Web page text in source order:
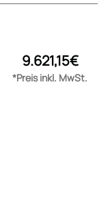
9.621,15€
*Preis inkl. MwSt.